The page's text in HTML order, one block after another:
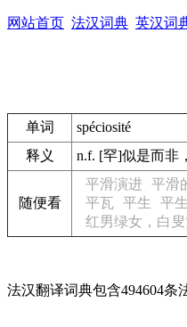
网站首页 法汉词典 英汉词
单词
spéciosité
释义
n.f. [罕]似是而非
随便看
平滑演进 平滑
平瓦 平生 平
红男绿女，白
法汉翻译词典包含494604条